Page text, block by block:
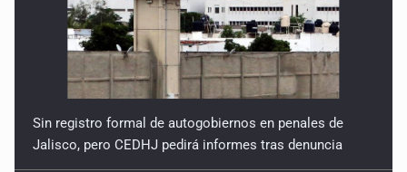
Sin registro formal de autogobiernos en penales de
Jalisco, pero CEDHJ pedirá informes tras denuncia